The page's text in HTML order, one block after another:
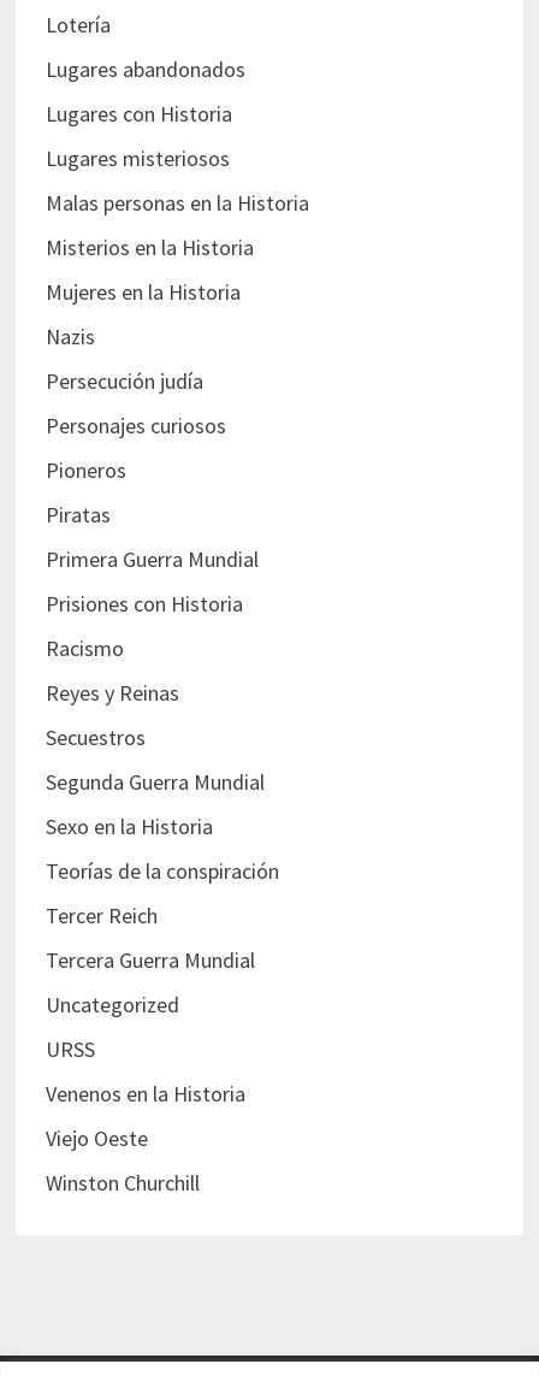
Lotería
Lugares abandonados
Lugares con Historia
Lugares misteriosos
Malas personas en la Historia
Misterios en la Historia
Mujeres en la Historia
Nazis
Persecución judía
Personajes curiosos
Pioneros
Piratas
Primera Guerra Mundial
Prisiones con Historia
Racismo
Reyes y Reinas
Secuestros
Segunda Guerra Mundial
Sexo en la Historia
Teorías de la conspiración
Tercer Reich
Tercera Guerra Mundial
Uncategorized
URSS
Venenos en la Historia
Viejo Oeste
Winston Churchill